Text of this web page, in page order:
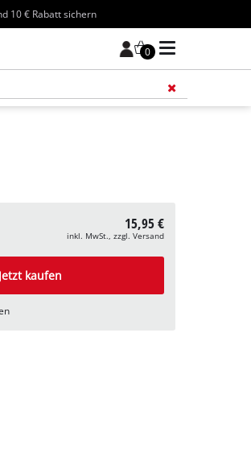
10 € Rabatt sichern
0
15,95 €
inkl. MwSt., zzgl. Versand
Jetzt kaufen